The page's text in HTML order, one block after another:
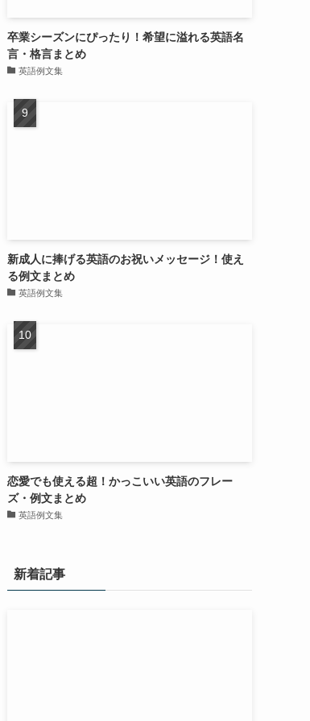
卒業シーズンにぴったり！希望に溢れる英語名
言・格言まとめ
英語例文集
新成人に捧げる英語のお祝いメッセージ！使え
る例文まとめ
英語例文集
恋愛でも使える超！かっこいい英語のフレー
ズ・例文まとめ
英語例文集
新着記事